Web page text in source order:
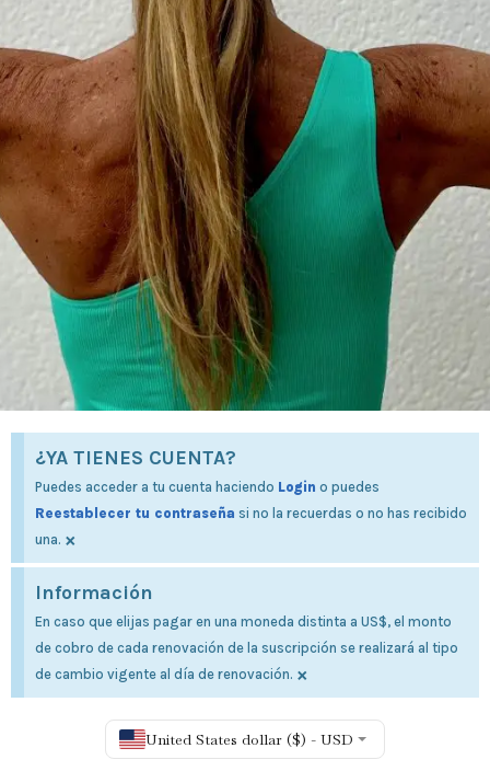
¿YA TIENES CUENTA?
Puedes acceder a tu cuenta haciendo Login o puedes
Reestablecer tu contraseña si no la recuerdas o no has recibido
una. ×
Información
En caso que elijas pagar en una moneda distinta a US$, el monto
de cobro de cada renovación de la suscripción se realizará al tipo
de cambio vigente al día de renovación. ×
United States dollar ($) - USD